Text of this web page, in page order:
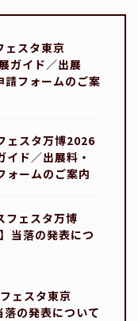
ェスタ東京
ガイド／出展
請フォームのご案
ェスタ万博2026
イド／出展料・
ォームのご案内
フェスタ万博
当落の発表につ
フェスタ東京
の発表について